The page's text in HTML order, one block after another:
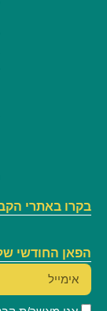
בקרו באתרי
הפאן החודשי